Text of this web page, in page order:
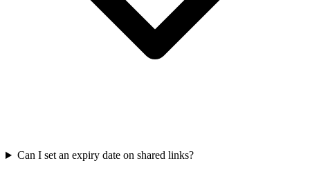
Can I set an expiry date on shared links?